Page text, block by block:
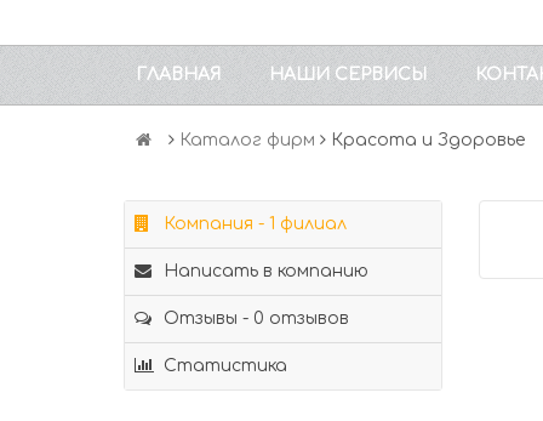
ГЛАВНАЯ НАШИ СЕРВИСЫ
Каталог фирм Красота и Здоровье
Компания - 1 филиал
Написать в компанию
Отзывы - 0 отзывов
Статистика